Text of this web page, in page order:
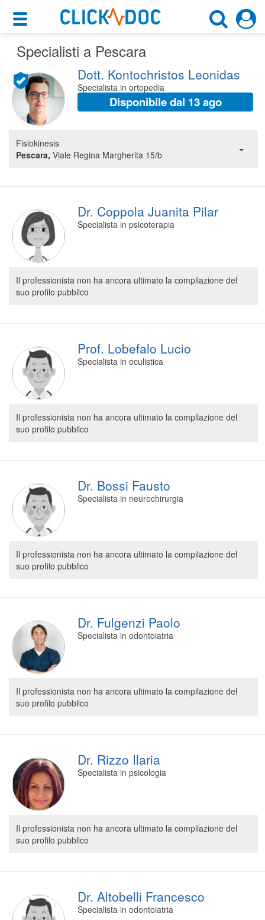
×
Motore di ricerca
×
Cerca uno specialista
Scegli specialità, prestazione o cognome
Cosa possiamo offrirti
Per i pazienti
Prenota una visita
Ricerca specialisti
Consulti online
Per gli specialisti
Prenotazioni online
Planner e rubrica in cloud
Segreteria virtuale
Specialisti a Pescara
Dott. Kontochristos Leonidas
Specialista in ortopedia
Disponibile dal 13 ago
Fisiokinesis
Pescara, Viale Regina Margherita 15/b
Dr. Coppola Juanita Pilar
Specialista in psicoterapia
Il professionista non ha ancora ultimato la compilazione del
suo profilo pubblico
Prof. Lobefalo Lucio
Specialista in oculistica
Il professionista non ha ancora ultimato la compilazione del
suo profilo pubblico
Dr. Bossi Fausto
Specialista in neurochirurgia
Il professionista non ha ancora ultimato la compilazione del
suo profilo pubblico
Dr. Fulgenzi Paolo
Specialista in odontoiatria
Il professionista non ha ancora ultimato la compilazione del
suo profilo pubblico
Dr. Rizzo Ilaria
Specialista in psicologia
Il professionista non ha ancora ultimato la compilazione del
suo profilo pubblico
Dr. Altobelli Francesco
Specialista in odontoiatria